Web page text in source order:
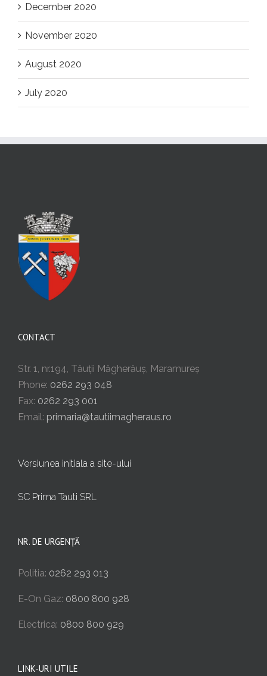
December 2020
November 2020
August 2020
July 2020
CONTACT
Str. 1, nr.194, Tăuții Măgherăuș, Maramureș
Phone: 0262 293 048
Fax: 0262 293 001
Email: primaria@tautiimagheraus.ro
Versiunea initiala a site-ului
SC Prima Tauti SRL
NR. DE URGENȚĂ
Politia: 0262 293 013
E-On Gaz: 0800 800 928
Electrica: 0800 800 929
LINK-URI UTILE